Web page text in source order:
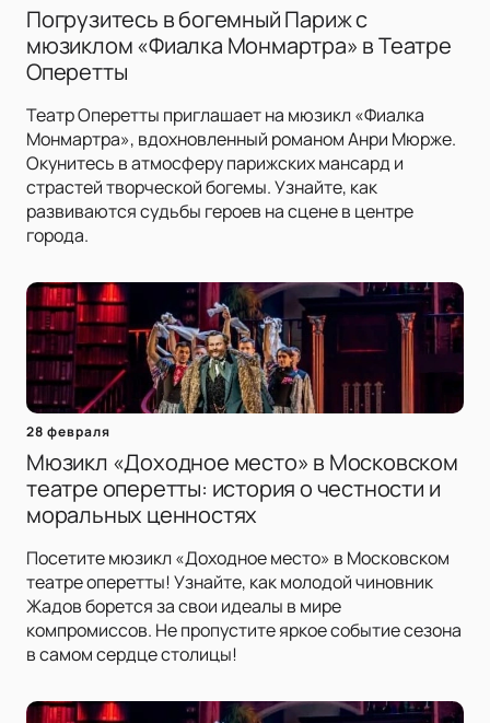
Погрузитесь в богемный Париж с
мюзиклом «Фиалка Монмартра» в Театре
Оперетты
Театр Оперетты приглашает на мюзикл «Фиалка
Монмартра», вдохновленный романом Анри Мюрже.
Окунитесь в атмосферу парижских мансард и
страстей творческой богемы. Узнайте, как
развиваются судьбы героев на сцене в центре
города.
28 февраля
Мюзикл «Доходное место» в Московском
театре оперетты: история о честности и
моральных ценностях
Посетите мюзикл «Доходное место» в Московском
театре оперетты! Узнайте, как молодой чиновник
Жадов борется за свои идеалы в мире
компромиссов. Не пропустите яркое событие сезона
в самом сердце столицы!